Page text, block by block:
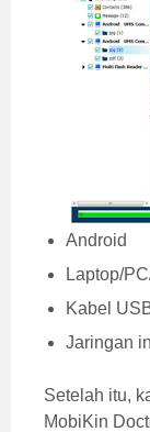
Android
Laptop/
Kabel
Jaringan
Setelah itu,
MobiKin